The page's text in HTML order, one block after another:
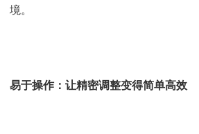
境。
易于操作：让精密调整变得简单高效